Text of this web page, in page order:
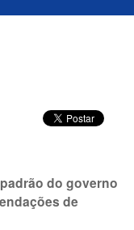
do governo
de